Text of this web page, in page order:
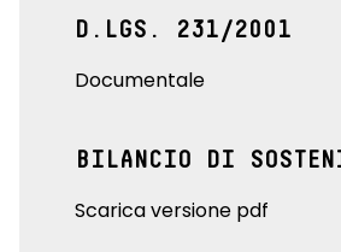
D.LGS. 231/2001
Documentale
BILANCIO DI
Scarica versione pdf